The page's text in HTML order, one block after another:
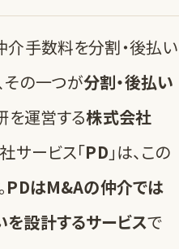
介手数料を分割・後払い
その一つが分割・後払い
を運営する株式会社
サービス「PD 」は、この
PDはM&Aの仲介では
を設計するサービスで